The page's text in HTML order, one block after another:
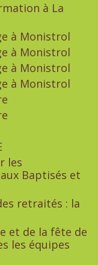
à La
à Monistrol
à Monistrol
à Monistrol
à Monistrol
les
Baptisés et
retraités : la
et de la fête de
les équipes